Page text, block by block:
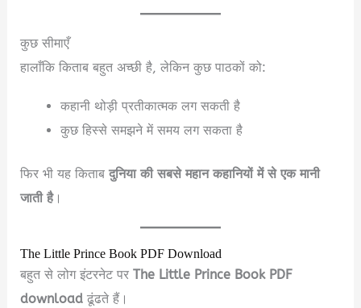
कुछ सीमाएँ
हालाँकि किताब बहुत अच्छी है, लेकिन कुछ पाठकों को:
कहानी थोड़ी प्रतीकात्मक लग सकती है
कुछ हिस्से समझने में समय लग सकता है
फिर भी यह किताबदुनिया की सबसे महान कहानियों में से एक मानी
जाती है।
The Little Prince Book PDF Download
बहुत से लोग इंटरनेट परThe Little Prince Book PDF
download ढूंढते हैं।